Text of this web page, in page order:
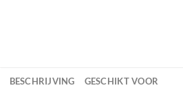
BESCHRIJVING GESCHIKT VOOR